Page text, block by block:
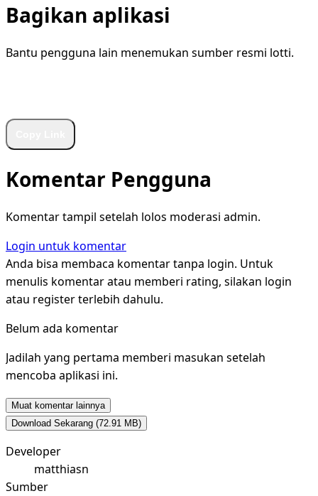
Bagikan aplikasi
Bantu pengguna lain menemukan sumber resmi lotti.
Komentar Pengguna
Komentar tampil setelah lolos moderasi admin.
Login untuk komentar
Anda bisa membaca komentar tanpa login. Untuk
menulis komentar atau memberi rating, silakan login
atau register terlebih dahulu.
Belum ada komentar
Jadilah yang pertama memberi masukan setelah
mencoba aplikasi ini.
Muat komentar lainnya
Download Sekarang (72.91 MB)
Developer
matthiasn
Sumber